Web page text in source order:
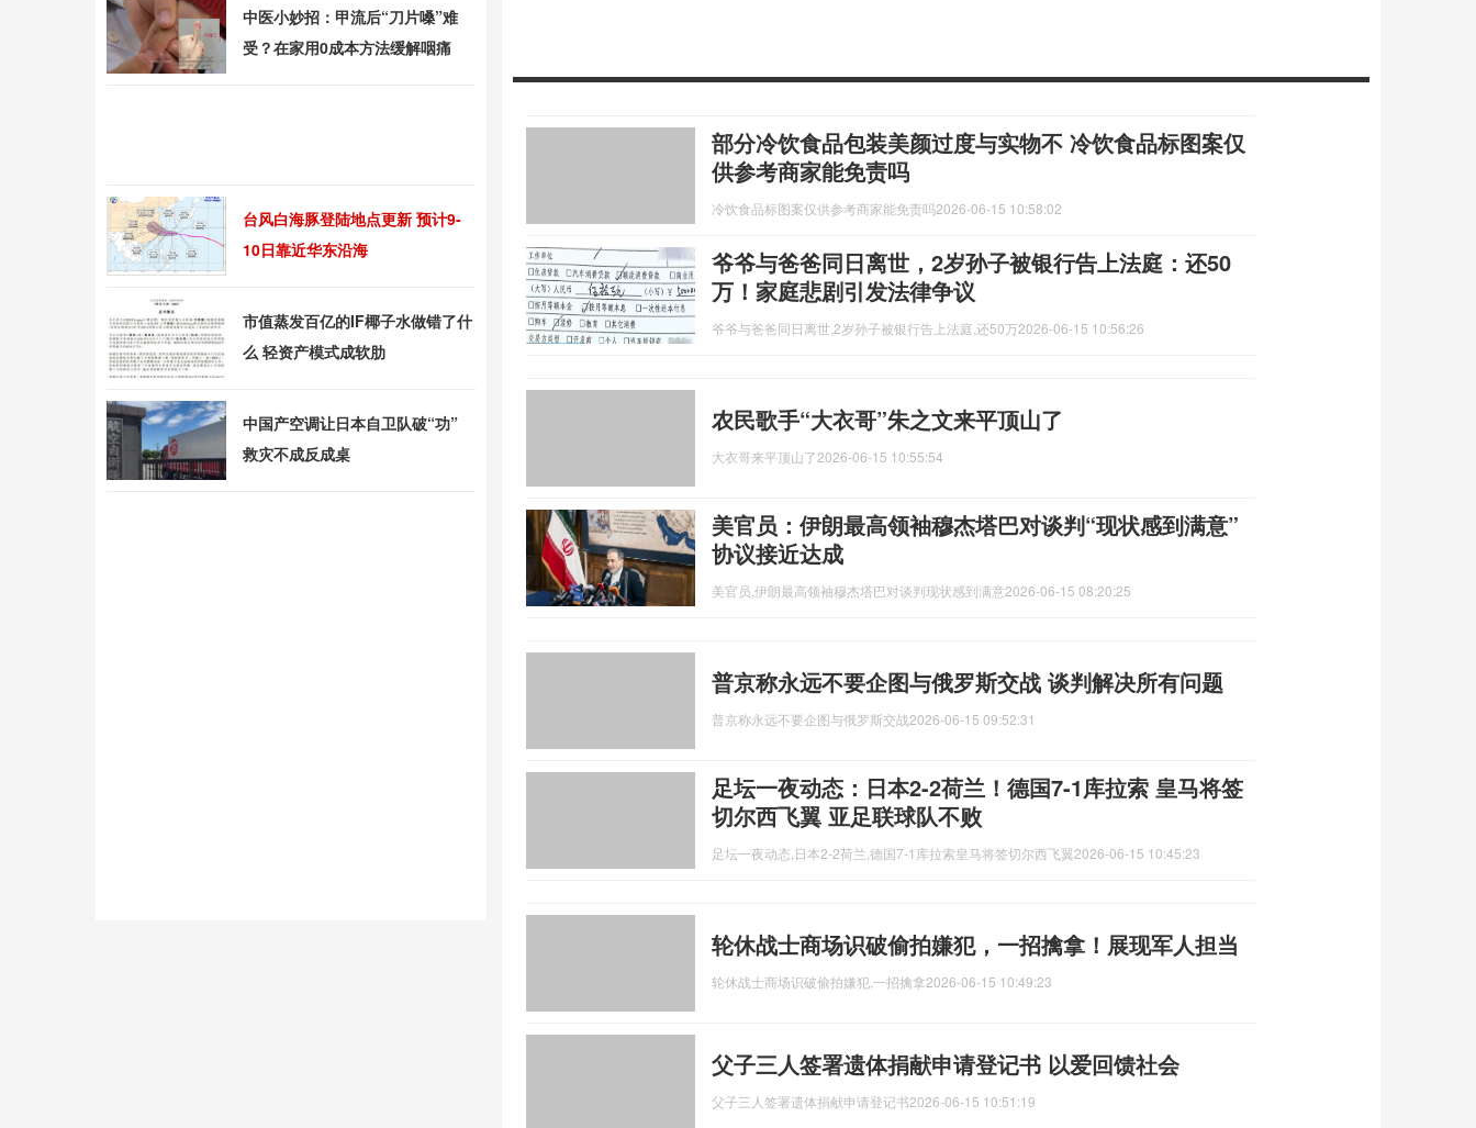
部分冷饮食品包装美颜过度与实物不 冷饮食品标图案仅
供参考商家能免责吗
冷饮食品标图案仅供参考商家能免责吗2026-06-15 10:58:02
爷爷与爸爸同日离世，2岁孙子被银行告上法庭：还50
万！家庭悲剧引发法律争议
爷爷与爸爸同日离世,2岁孙子被银行告上法庭,还50万2026-06-15 10:56:26
农民歌手“大衣哥”朱之文来平顶山了
大衣哥来平顶山了2026-06-15 10:55:54
美官员：伊朗最高领袖穆杰塔巴对谈判“现状感到满意”
协议接近达成
美官员,伊朗最高领袖穆杰塔巴对谈判现状感到满意2026-06-15 08:20:25
普京称永远不要企图与俄罗斯交战 谈判解决所有问题
普京称永远不要企图与俄罗斯交战2026-06-15 09:52:31
足坛一夜动态：日本2-2荷兰！德国7-1库拉索 皇马将签
切尔西飞翼 亚足联球队不败
足坛一夜动态,日本2-2荷兰,德国7-1库拉索皇马将签切尔西飞翼2026-06-15 10:45:23
轮休战士商场识破偷拍嫌犯，一招擒拿！展现军人担当
轮休战士商场识破偷拍嫌犯,一招擒拿2026-06-15 10:49:23
父子三人签署遗体捐献申请登记书 以爱回馈社会
父子三人签署遗体捐献申请登记书2026-06-15 10:51:19
中医小妙招：甲流后“刀片嗓”难
受？在家用0成本方法缓解咽痛
台风白海豚登陆地点更新 预计9-
10日靠近华东沿海
市值蒸发百亿的IF椰子水做错了什
么 轻资产模式成软肋
中国产空调让日本自卫队破“功”
救灾不成反成桌